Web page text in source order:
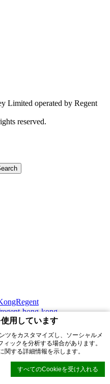
用しています
ツをカスタマイズし、ソーシャルメ
ックを分析する場合があります。
する詳細情報を示します。
すべてのCookieを受け入れる
Limited operated by Regent
reserved.
hong-kong